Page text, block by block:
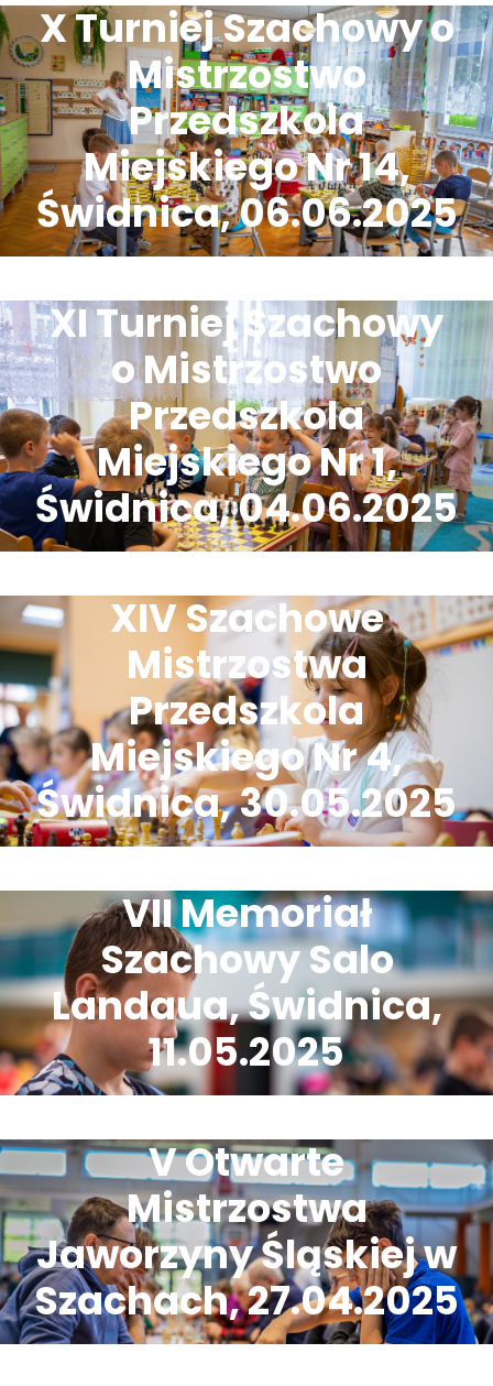
X Turniej Szachowy o
Mistrzostwo
Przedszkola
Miejskiego Nr 14,
Świdnica, 06.06.2025
XI Turniej Szachowy
o Mistrzostwo
Przedszkola
Miejskiego Nr 1,
Świdnica, 04.06.2025
XIV Szachowe
Mistrzostwa
Przedszkola
Miejskiego Nr 4,
Świdnica, 30.05.2025
VII Memoriał
Szachowy Salo
Landaua, Świdnica,
11.05.2025
V Otwarte
Mistrzostwa
Jaworzyny Śląskiej w
Szachach, 27.04.2025